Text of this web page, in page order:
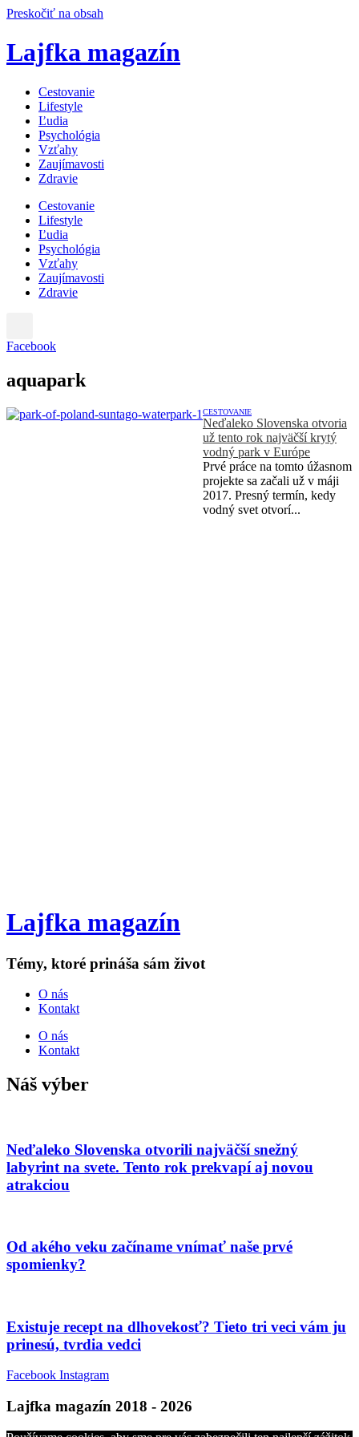
Preskočiť na obsah
Lajfka magazín
Cestovanie
Lifestyle
Ľudia
Psychológia
Vzťahy
Zaujímavosti
Zdravie
Cestovanie
Lifestyle
Ľudia
Psychológia
Vzťahy
Zaujímavosti
Zdravie
Facebook
aquapark
CESTOVANIE
Neďaleko Slovenska otvoria
už tento rok najväčší krytý
vodný park v Európe
Prvé práce na tomto úžasnom
projekte sa začali už v máji
2017. Presný termín, kedy
vodný svet otvorí...
Lajfka magazín
Témy, ktoré prináša sám život
O nás
Kontakt
O nás
Kontakt
Náš výber
Neďaleko Slovenska otvorili najväčší snežný
labyrint na svete. Tento rok prekvapí aj novou
atrakciou
Od akého veku začíname vnímať naše prvé
spomienky?
Existuje recept na dlhovekosť? Tieto tri veci vám ju
prinesú, tvrdia vedci
Facebook Instagram
Lajfka magazín 2018 - 2026